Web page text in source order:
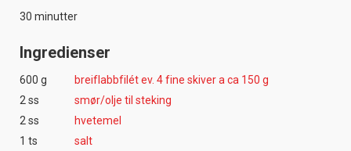
30 minutter
Ingredienser
600 g
breiflabbfilét ev. 4 fine skiver a ca 150 g
2 ss
smør/olje til steking
2 ss
hvetemel
1 ts
salt